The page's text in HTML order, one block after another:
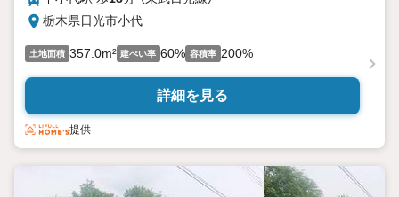
栃木県日光市小代
土地面積 357.0m² 建ぺい率 60% 容積率 200%
詳細を見る
提供